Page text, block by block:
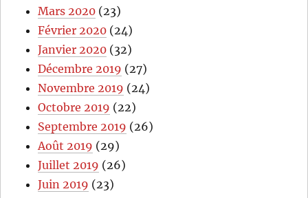
Mars 2020 (23)
Février 2020 (24)
Janvier 2020 (32)
Décembre 2019 (27)
Novembre 2019 (24)
Octobre 2019 (22)
Septembre 2019 (26)
Août 2019 (29)
Juillet 2019 (26)
Juin 2019 (23)